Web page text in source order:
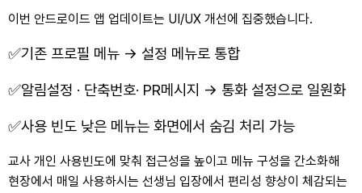
이번 안드로이드 앱 업데이트는 UI/UX 개선에 집중했습니다.
✅기존 프로필 메뉴 → 설정 메뉴로 통합
✅알림설정 · 단축번호· PR메시지 → 통화 설정으로 일원화
✅사용 빈도 낮은 메뉴는 화면에서 숨김 처리 가능
교사 개인 사용빈도에 맞춰 접근성을 높이고 메뉴 구성을 간소화해
현장에서 매일 사용하시는 선생님 입장에서 편리성 향상이 체감되는